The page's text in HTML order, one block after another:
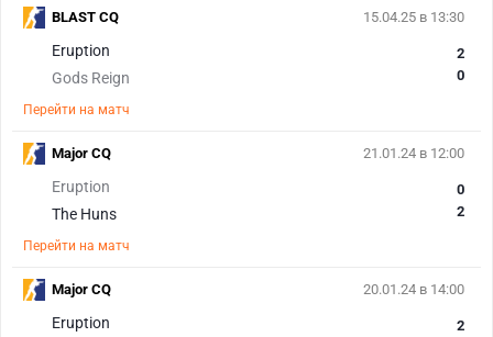
15.04.25 в 13:30
Eruption
Gods Reign
2
0
Перейти на матч
BLAST CQ
21.01.24 в 12:00
Eruption
The Huns
0
2
Перейти на матч
Major CQ
20.01.24 в 14:00
Eruption
2
Major CQ